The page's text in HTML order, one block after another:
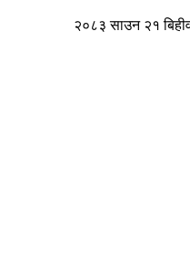
२०८३ साउन २१